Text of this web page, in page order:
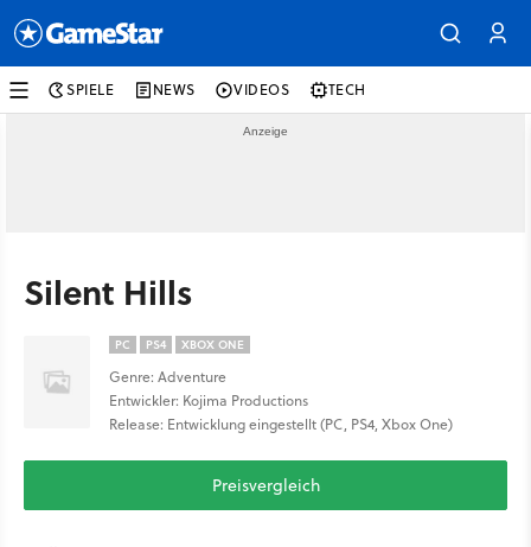
SPIELE NEWS VIDEOS TECH
Silent Hills
PC PS4 XBOX ONE
Genre: Adventure
Entwickler: Kojima Productions
Release: Entwicklung eingestellt (PC, PS4, Xbox One)
Preisvergleich